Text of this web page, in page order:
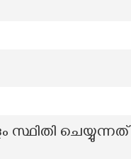
സ്ഥിതി ചെയ്യുന്നത്